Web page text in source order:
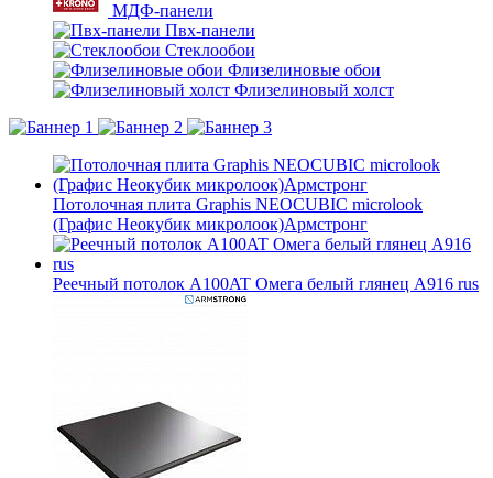
МДФ-панели
Пвх-панели
Стеклообои
Флизелиновые обои
Флизелиновый холст
Потолочная плита Graphis NEOCUBIC microlook
(Графис Неокубик микролоок)Армстронг
Реечный потолок A100AT Омега белый глянец А916 rus